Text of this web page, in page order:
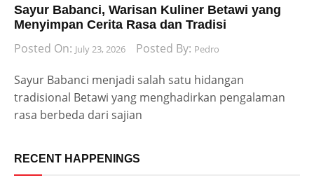
Sayur Babanci, Warisan Kuliner Betawi yang
Menyimpan Cerita Rasa dan Tradisi
Posted On: July 23, 2026 Posted By: Pedro
Sayur Babanci menjadi salah satu hidangan
tradisional Betawi yang menghadirkan pengalaman
rasa berbeda dari sajian
RECENT HAPPENINGS